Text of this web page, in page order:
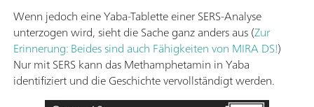
Wenn jedoch eine Yaba-Tablette einer SERS-Analyse
unterzogen wird, sieht die Sache ganz anders aus (Zur
Erinnerung: Beides sind auch Fähigkeiten von MIRA DS!)
Nur mit SERS kann das Methamphetamin in Yaba
identifiziert und die Geschichte vervollständigt werden.